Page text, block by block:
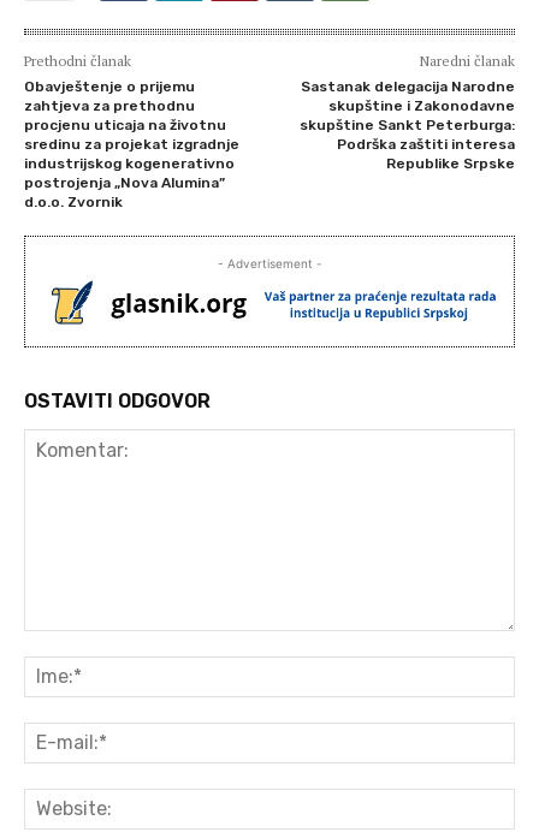
Prethodni članak
Obavještenje o prijemu
zahtjeva za prethodnu
procjenu uticaja na životnu
sredinu za projekat izgradnje
industrijskog kogenerativno
postrojenja „Nova Alumina”
d.o.o. Zvornik
Naredni članak
Sastanak delegacija Narodne
skupštine i Zakonodavne
skupštine Sankt Peterburga:
Podrška zaštiti interesa
Republike Srpske
- Advertisement -
OSTAVITI ODGOVOR